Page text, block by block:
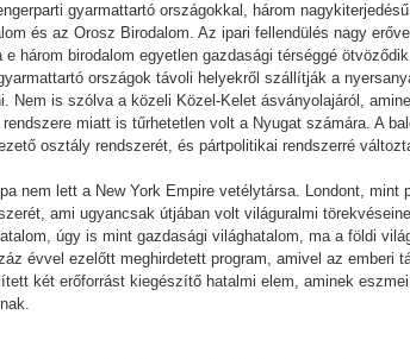
gyarmattartó országokkal, három
és az Orosz Birodalom. Az ipari fellendülés nagy
három birodalom egyetlen gazdasági térséggé
országok távoli helyekről szállítják a
Nem is szólva a közeli Közel-Kelet ásványolajáról,
miatt is tűrhetetlen volt a Nyugat számára. A
osztály rendszerét, és pártpolitikai rendszerré
nem lett a New York Empire vetélytársa. Londont,
ami ugyancsak útjában volt világuralmi
úgy is mint gazdasági világhatalom, ma a földi
évvel ezelőtt meghirdetett program, amivel az emberi
két erőforrást kiegészítő hatalmi elem, aminek